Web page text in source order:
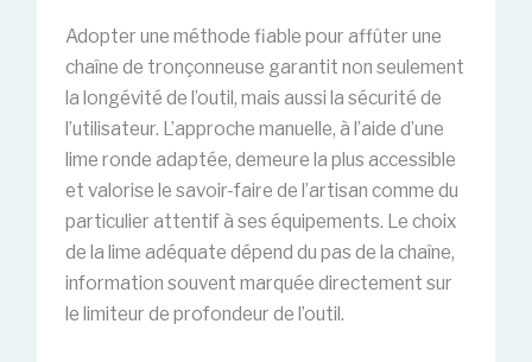
Adopter une méthode fiable pour affûter une
chaîne de tronçonneuse garantit non seulement
la longévité de l’outil, mais aussi la sécurité de
l’utilisateur. L’approche manuelle, à l’aide d’une
lime ronde adaptée, demeure la plus accessible
et valorise le savoir-faire de l’artisan comme du
particulier attentif à ses équipements. Le choix
de la lime adéquate dépend du pas de la chaîne,
information souvent marquée directement sur
le limiteur de profondeur de l’outil.